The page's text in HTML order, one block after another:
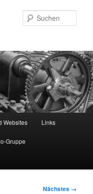
Websites Links
Gruppe
Nächstes →